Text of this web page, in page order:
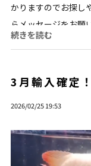
かりますのでお探し
らメッセージをお願い
続きを読む
3月輸入確定
2026/02/25 19:53